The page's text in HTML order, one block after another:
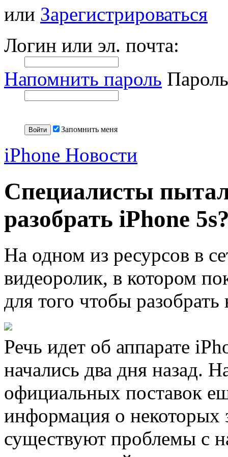
или Зарегистрироваться
Логин или эл. почта:
Напомнить пароль
Запомнить меня
iPhone Новости
Специалисты
разобрать iPhone
На одном из ресурсов в
видеоролик, в котором
для того чтобы
Речь идет об аппарате
начались два дня назад.
официальных поставок
информация о некоторых
существуют проблемы с